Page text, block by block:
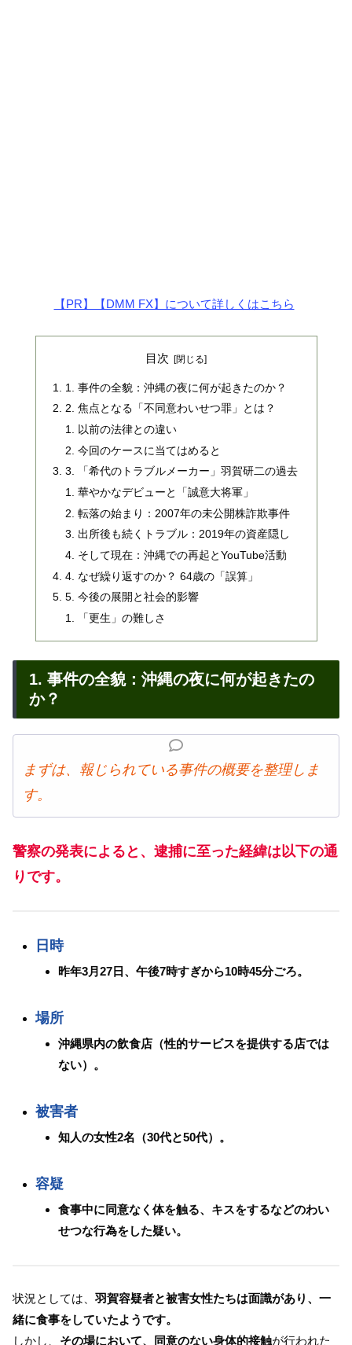
【PR】【DMM FX】について詳しくはこちら
目次
1. 事件の全貌：沖縄の夜に何が起きたのか？
2. 焦点となる「不同意わいせつ罪」とは？
以前の法律との違い
今回のケースに当てはめると
3. 「希代のトラブルメーカー」羽賀研二の過去
華やかなデビューと「誠意大将軍」
転落の始まり：2007年の未公開株詐欺事件
出所後も続くトラブル：2019年の資産隠し
そして現在：沖縄での再起とYouTube活動
4. なぜ繰り返すのか？ 64歳の「誤算」
5. 今後の展開と社会的影響
「更生」の難しさ
1. 事件の全貌：沖縄の夜に何が起きたの
か？
まずは、報じられている事件の概要を整理しま
す。
警察の発表によると、逮捕に至った経緯は以下の通
りです。
日時
昨年3月27日、午後7時すぎから10時45分ごろ。
場所
沖縄県内の飲食店（性的サービスを提供する店では
ない）。
被害者
知人の女性2名（30代と50代）。
容疑
食事中に同意なく体を触る、キスをするなどのわい
せつな行為をした疑い。
状況としては、 羽賀容疑者と被害女性たちは面識があり、一
緒に食事をしていたようです。
しかし、 その場において、同意のない身体的接触が行われた